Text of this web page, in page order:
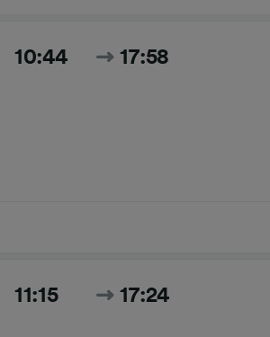
10:44 17:58
11:15 17:24